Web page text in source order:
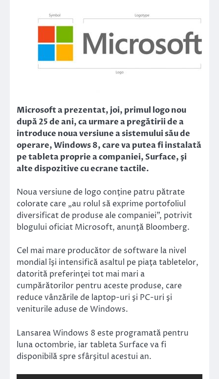
Microsoft a prezentat, joi, primul logo nou
după 25 de ani, ca urmare a pregătirii de a
introduce noua versiune a sistemului său de
operare, Windows 8, care va putea fi instalată
pe tableta proprie a companiei, Surface, şi
alte dispozitive cu ecrane tactile.
Noua versiune de logo conţine patru pătrate
colorate care „au rolul să exprime portofoliul
diversificat de produse ale companiei”, potrivit
blogului oficiat Microsoft, anunţă Bloomberg.
Cel mai mare producător de software la nivel
mondial îşi intensifică asaltul pe piaţa tabletelor,
datorită preferinţei tot mai mari a
cumpărătorilor pentru aceste produse, care
reduce vânzările de laptop-uri şi PC-uri şi
veniturile aduse de Windows.
Lansarea Windows 8 este programată pentru
luna octombrie, iar tableta Surface va fi
disponibilă spre sfârşitul acestui an.